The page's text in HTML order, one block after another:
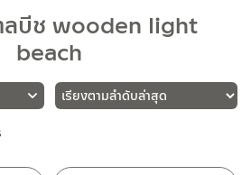
ลบีช wooden light
beach